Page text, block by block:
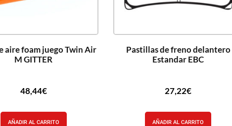
aire foam juego Twin Air
M GITTER
48,44€
AÑADIR AL CARRITO
Pastillas de freno delantero
Estandar EBC
27,22€
AÑADIR AL CARRITO